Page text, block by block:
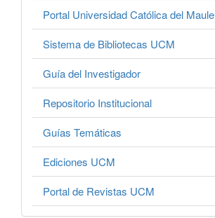
Portal Universidad Católica del Maule
Sistema de Bibliotecas UCM
Guía del Investigador
Repositorio Institucional
Guías Temáticas
Ediciones UCM
Portal de Revistas UCM